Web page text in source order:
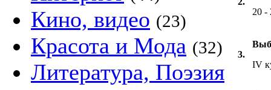
Кино, видео (23)
Красота и Мода (32)
Литература, Поэзия
20 -
3.
IV